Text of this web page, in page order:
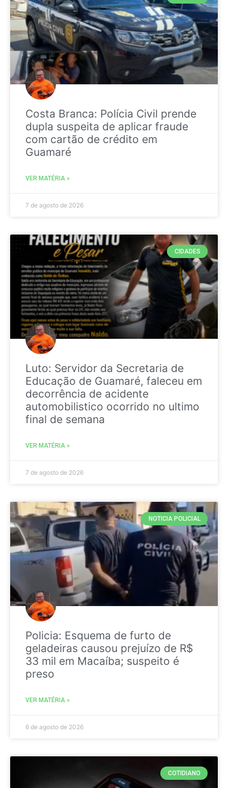
Costa Branca: Polícia Civil prende
dupla suspeita de aplicar fraude
com cartão de crédito em
Guamaré
VER MATÉRIA »
7 de agosto de 2026
CIDADES
Luto: Servidor da Secretaria de
Educação de Guamaré, faleceu em
decorrência de acidente
automobilistico ocorrido no ultimo
final de semana
VER MATÉRIA »
7 de agosto de 2026
NOTICIA POLICIAL
Policia: Esquema de furto de
geladeiras causou prejuízo de R$
33 mil em Macaíba; suspeito é
preso
VER MATÉRIA »
6 de agosto de 2026
COTIDIANO